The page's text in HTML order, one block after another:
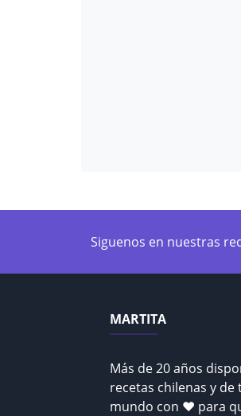
Siguenos en nuestras
MARTITA
Más de 20 años
recetas chilenas y de
mundo con ♥ para